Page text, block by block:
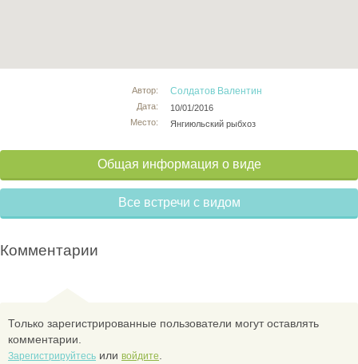
Автор:
Дата:
Место:
Солдатов Валентин
10/01/2016
Янгиюльский рыбхоз
Общая информация о виде
Все встречи с видом
Комментарии
Только зарегистрированные пользователи могут оставлять
комментарии.
Зарегистрируйтесь или войдите